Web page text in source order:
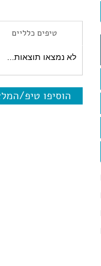
טיפים כלליים
לא נמצאו תוצאות...
הוסיפו טיפ/